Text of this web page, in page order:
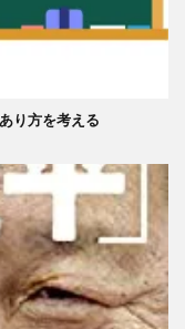
り方を考える